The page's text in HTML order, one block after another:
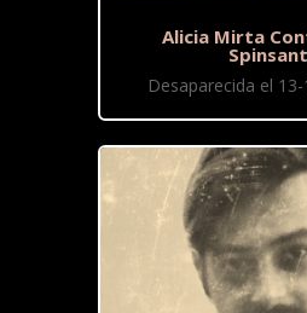
Alicia Mirta
Desaparecida el